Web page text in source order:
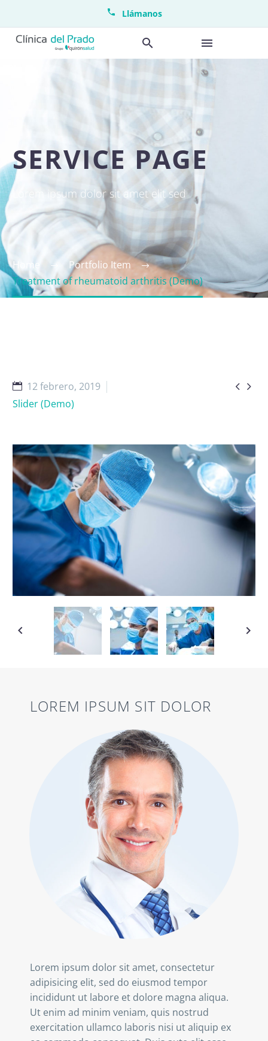
Llámanos
SERVICE PAGE
Lorem ipsum dolor sit amet elit sed
Home
Portfolio Item
Treatment of rheumatoid arthritis (Demo)
 
12 febrero, 2019
Slider (Demo)
LOREM IPSUM SIT DOLOR
Lorem ipsum dolor sit amet, consectetur
adipisicing elit, sed do eiusmod tempor
incididunt ut labore et dolore magna aliqua.
Ut enim ad minim veniam, quis nostrud
exercitation ullamco laboris nisi ut aliquip ex